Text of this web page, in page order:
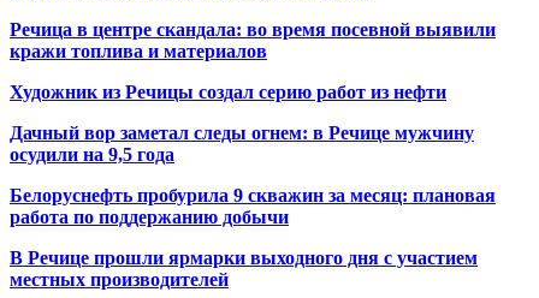
Речица в центре скандала: во время посевной выявили
кражи топлива и материалов
Художник из Речицы создал серию работ из нефти
Дачный вор заметал следы огнем: в Речице мужчину
осудили на 9,5 года
Белоруснефть пробурила 9 скважин за месяц: плановая
работа по поддержанию добычи
В Речице прошли ярмарки выходного дня с участием
местных производителей